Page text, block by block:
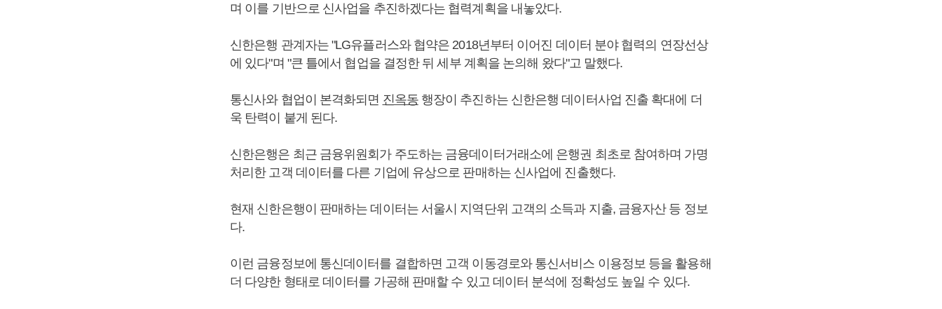
며 이를 기반으로 신사업을 추진하겠다는 협력계획을 내놓았다.
신한은행 관계자는 "LG유플러스와 협약은 2018년부터 이어진 데이터 분야 협력의 연장선상
에 있다"며 "큰 틀에서 협업을 결정한 뒤 세부 계획을 논의해 왔다"고 말했다.
통신사와 협업이 본격화되면 진옥동행장이 추진하는 신한은행 데이터사업 진출 확대에 더
욱 탄력이 붙게 된다.
신한은행은 최근 금융위원회가 주도하는 금융데이터거래소에 은행권 최초로 참여하며 가명
처리한 고객 데이터를 다른 기업에 유상으로 판매하는 신사업에 진출했다.
현재 신한은행이 판매하는 데이터는 서울시 지역단위 고객의 소득과 지출, 금융자산 등 정보
다.
이런 금융정보에 통신데이터를 결합하면 고객 이동경로와 통신서비스 이용정보 등을 활용해
더 다양한 형태로 데이터를 가공해 판매할 수 있고 데이터 분석에 정확성도 높일 수 있다.